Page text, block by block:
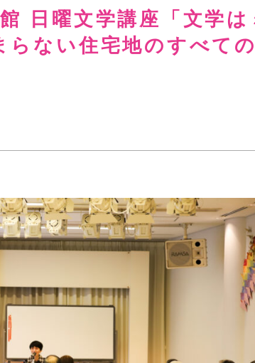
日曜文学講座「文学は
ない住宅地のすべての